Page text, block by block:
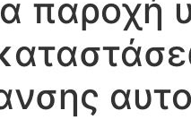
παροχή